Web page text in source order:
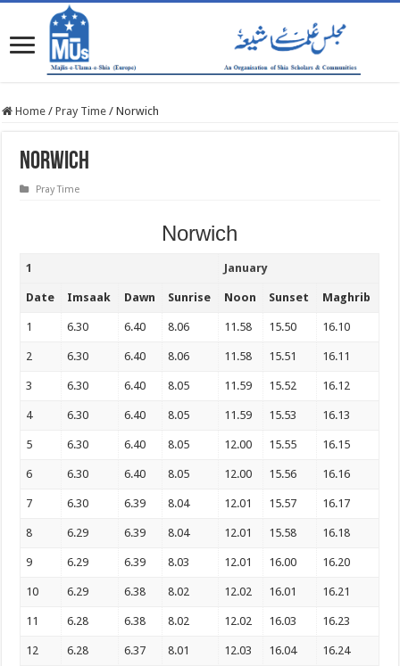
Home / Pray Time / Norwich
Norwich
Pray Time
Norwich
1 January
Date Imsaak Dawn Sunrise Noon Sunset Maghrib
1 6.30 6.40 8.06 11.58 15.50 16.10
2 6.30 6.40 8.06 11.58 15.51 16.11
3 6.30 6.40 8.05 11.59 15.52 16.12
4 6.30 6.40 8.05 11.59 15.53 16.13
5 6.30 6.40 8.05 12.00 15.55 16.15
6 6.30 6.40 8.05 12.00 15.56 16.16
7 6.30 6.39 8.04 12.01 15.57 16.17
8 6.29 6.39 8.04 12.01 15.58 16.18
9 6.29 6.39 8.03 12.01 16.00 16.20
10 6.29 6.38 8.02 12.02 16.01 16.21
11 6.28 6.38 8.02 12.02 16.03 16.23
12 6.28 6.37 8.01 12.03 16.04 16.24